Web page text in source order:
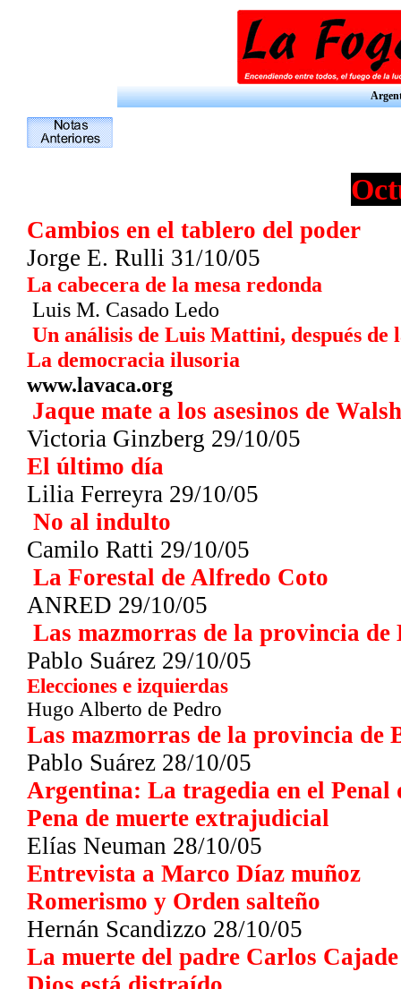
Cambios en el tablero del poder
Jorge E. Rulli 31/10/05
La cabecera de la mesa redonda
Luis M. Casado Ledo
Un análisis de Luis Mattini, después de
La democracia ilusoria
www.lavaca.org
Jaque mate a los asesinos de Walsh
Victoria Ginzberg 29/10/05
El último día
Lilia Ferreyra 29/10/05
No al indulto
Camilo Ratti 29/10/05
La Forestal de Alfredo Coto
ANRED 29/10/05
Las mazmorras de la provincia de
Pablo Suárez 29/10/05
Elecciones e izquierdas
Hugo Alberto de Pedro
Las mazmorras de la provincia de
Pablo Suárez 28/10/05
Argentina: La tragedia en el Penal
Pena de muerte extrajudicial
Elías Neuman 28/10/05
Entrevista a Marco Díaz muñoz
Romerismo y Orden salteño
Hernán Scandizzo 28/10/05
La muerte del padre Carlos Cajade